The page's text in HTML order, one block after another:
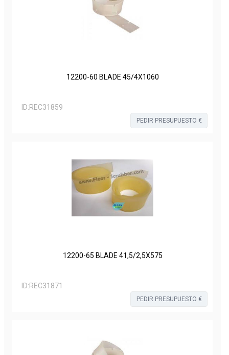
12200-60 BLADE 45/4X1060
ID:REC31859
PEDIR PRESUPUESTO €
12200-65 BLADE 41,5/2,5X575
ID:REC31871
PEDIR PRESUPUESTO €